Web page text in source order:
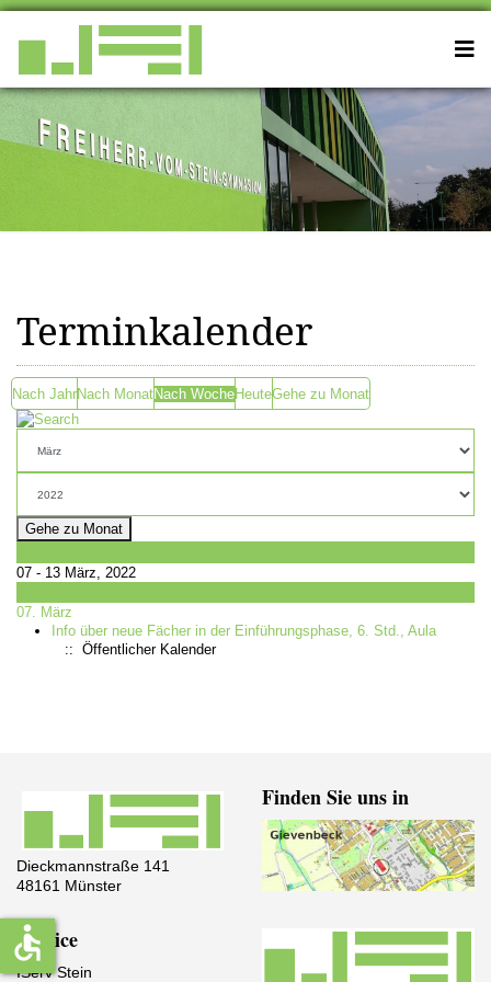
Terminkalender
Nach JahrNach MonatNach WocheHeuteGehe zu Monat
Gehe zu Monat
07 - 13 März, 2022
07. März
Info über neue Fächer in der Einführungsphase, 6. Std., Aula
:: Öffentlicher Kalender
Dieckmannstraße 141
48161 Münster
Finden Sie uns in
Service
IServ Stein
accessible